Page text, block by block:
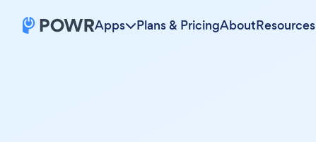
Apps Plans & PricingAboutResources